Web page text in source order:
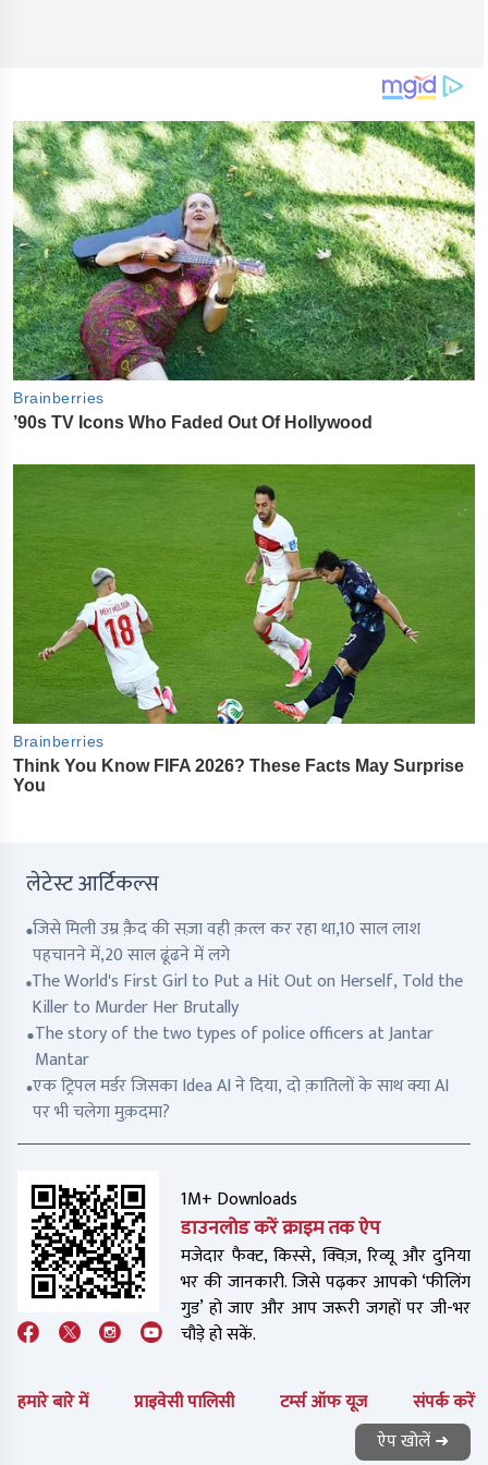
लेटेस्ट आर्टिकल्स
जिसे मिली उम्र क़ैद की सज़ा वही क़त्ल कर रहा था,10 साल लाश
पहचानने में,20 साल ढूंढने में लगे
The World's First Girl to Put a Hit Out on Herself, Told the
Killer to Murder Her Brutally
The story of the two types of police officers at Jantar
Mantar
एक ट्रिपल मर्डर जिसका Idea AI ने दिया, दो क़ातिलों के साथ क्या AI
पर भी चलेगा मुक़दमा?
1M+ Downloads
डाउनलोड करें क्राइम तक ऐप
मजेदार फैक्ट, किस्से, क्विज़, रिव्यू और दुनिया
भर की जानकारी. जिसे पढ़कर आपको ‘फीलिंग
गुड’ हो जाए और आप जरूरी जगहों पर जी-भर
चौड़े हो सकें.
हमारे बारे में प्राइवेसी पालिसी टर्म्स ऑफ यूज
संपर्क करें
ऐप खोलें ➜